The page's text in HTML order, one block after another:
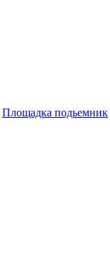
Площадка подьемник